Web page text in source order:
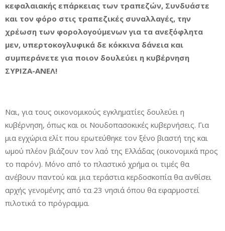
κεφαλαιακής επάρκειας των τραπεζών, Συνδυάστε
και τον φόρο στις τραπεζικές συναλλαγές, την
χρέωση των φορολογούμενων για τα ανεξόφλητα
μεν, υπερτοκογλυφικά δε κόκκινα δάνεια και
συμπεράνετε για ποιον δουλεύει η κυβέρνηση
ΣΥΡΙΖΑ-ΑΝΕΛ!
Ναι, για τους οικονομικούς εγκληματίες δουλεύει η
κυβέρνηση, όπως και οι Νουδοπασοκικές κυβερνήσεις. Για
μια εγχώρια ελίτ που ερωτεύθηκε τον ξένο βιαστή της και
ωμού πλέον βιάζουν τον λαό της Ελλάδας (οικονομικά προς
το παρόν). Μόνο από το πλαστικό χρήμα οι τιμές θα
ανέβουν παντού και μια τεράστια κερδοσκοπία θα ανθίσει
αρχής γενομένης από τα 23 νησιά όπου θα εφαρμοστεί
πιλοτικά το πρόγραμμα.